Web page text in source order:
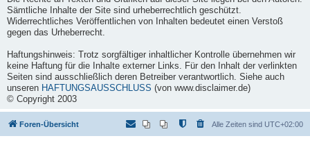
Sämtliche Inhalte der Site sind urheberrechtlich geschützt.
Widerrechtliches Veröffentlichen von Inhalten bedeutet einen Verstoß
gegen das Urheberrecht.
Haftungshinweis: Trotz sorgfältiger inhaltlicher Kontrolle übernehmen wir
keine Haftung für die Inhalte externer Links. Für den Inhalt der verlinkten
Seiten sind ausschließlich deren Betreiber verantwortlich. Siehe auch
unseren HAFTUNGSAUSSCHLUSS (von www.disclaimer.de)
© Copyright 2003
Foren-Übersicht Alle Zeiten sind UTC+02:00